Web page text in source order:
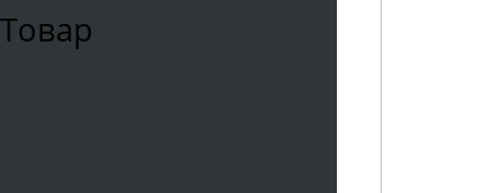
Товар